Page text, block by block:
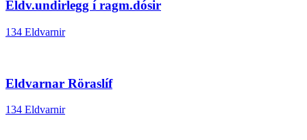
Eldv.undirlegg í ragm.dósir
134 Eldvarnir
Eldvarnar Röraslíf
134 Eldvarnir